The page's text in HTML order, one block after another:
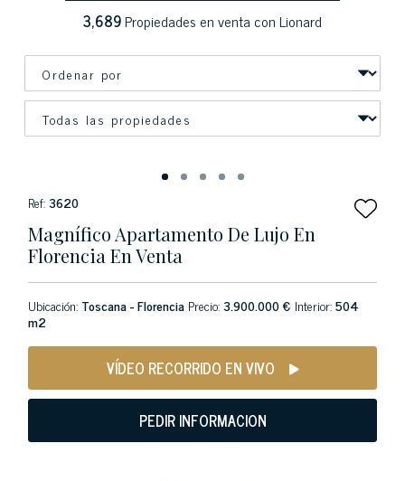
3,689Propiedades en venta con Lionard
Ref:3620
Magnífico Apartamento De Lujo En
Florencia En Venta
Ubicación: Toscana - Florencia Precio:3.900.000 € Interior:504
m2
VÍDEO RECORRIDO EN VIVO
PEDIR INFORMACION